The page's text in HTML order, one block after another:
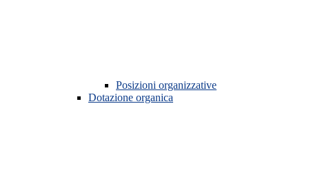
Posizioni organizzative
Dotazione organica